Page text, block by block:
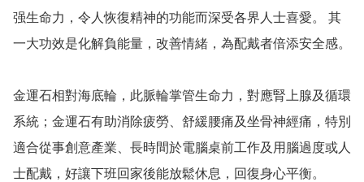
强生命力，令人恢復精神的功能而深受各界人士喜愛。 其
一大功效是化解負能量，改善情緒，為配戴者倍添安全感。
金運石相對海底輪，此脈輪掌管生命力，對應腎上腺及循環
系統；金運石有助消除疲勞、舒緩腰痛及坐骨神經痛，特別
適合從事創意產業、長時間於電腦桌前工作及用腦過度或人
士配戴，好讓下班回家後能放鬆休息，回復身心平衡。